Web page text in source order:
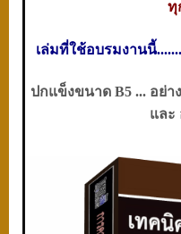
ทุ
เล่มที่ใช้อบรมงานนี้.......
ปกแข็งขนาด B5 ... อย่า
และ